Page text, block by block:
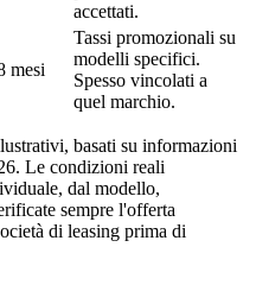
accettati.
mesi
Tassi promozionali su
modelli specifici.
Spesso vincolati a
quel marchio.
basati su informazioni
Le condizioni reali
dal modello,
sempre l'offerta
di leasing prima di